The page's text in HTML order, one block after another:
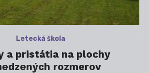
Letecká škola
a pristátia na plochy
rozmerov